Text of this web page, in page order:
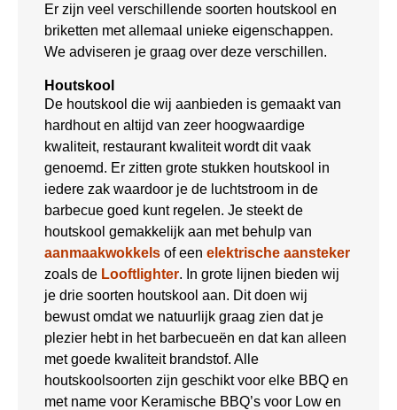
Er zijn veel verschillende soorten houtskool en
briketten met allemaal unieke eigenschappen.
We adviseren je graag over deze verschillen.
Houtskool
De houtskool die wij aanbieden is gemaakt van
hardhout en altijd van zeer hoogwaardige
kwaliteit, restaurant kwaliteit wordt dit vaak
genoemd. Er zitten grote stukken houtskool in
iedere zak waardoor je de luchtstroom in de
barbecue goed kunt regelen. Je steekt de
houtskool gemakkelijk aan met behulp van
aanmaakwokkels of een elektrische aansteker
zoals de Looftlighter. In grote lijnen bieden wij
je drie soorten houtskool aan. Dit doen wij
bewust omdat we natuurlijk graag zien dat je
plezier hebt in het barbecueën en dat kan alleen
met goede kwaliteit brandstof. Alle
houtskoolsoorten zijn geschikt voor elke BBQ en
met name voor Keramische BBQ’s voor Low en